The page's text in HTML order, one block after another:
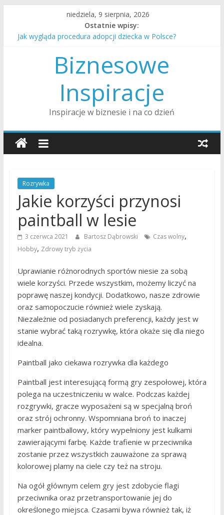
content
niedziela, 9 sierpnia, 2026
Ostatnie wpisy:
Jak wygląda procedura adopcji dziecka w Polsce?
Jak przejść przez rozwód z minimalną traumą dla dzieci?
Jak rozmawiać z nastolatkiem o trudnych tematach?
Biznesowe
Inspiracje
Inspiracje w biznesie i na co dzień
Rozrywka
Jakie korzyści przynosi
paintball w lesie
3 czerwca 2021 Bartosz Dąbrowski Czas wolny,
Hobby, Zdrowy tryb życia
Uprawianie różnorodnych sportów niesie za sobą
wiele korzyści. Przede wszystkim, możemy liczyć na
poprawę naszej kondycji. Dodatkowo, nasze zdrowie
oraz samopoczucie również wiele zyskają.
Niezależnie od posiadanych preferencji, każdy jest w
stanie wybrać taką rozrywkę, która okaże się dla niego
idealna.
Paintball jako ciekawa rozrywka dla każdego
Paintball jest interesującą formą gry zespołowej, która
polega na uczestniczeniu w walce. Podczas każdej
rozgrywki, gracze wyposażeni są w specjalną broń
oraz strój ochronny. Wspomniana broń to inaczej
marker paintballowy, który wypełniony jest kulkami
zawierającymi farbę. Każde trafienie w przeciwnika
zostanie przez wszystkich zauważone za sprawą
kolorowej plamy na ciele czy też na stroju.
Na ogół głównym celem gry jest zdobycie flagi
przeciwnika oraz przetransportowanie jej do
określonego miejsca. Czasami bywa również tak, iż